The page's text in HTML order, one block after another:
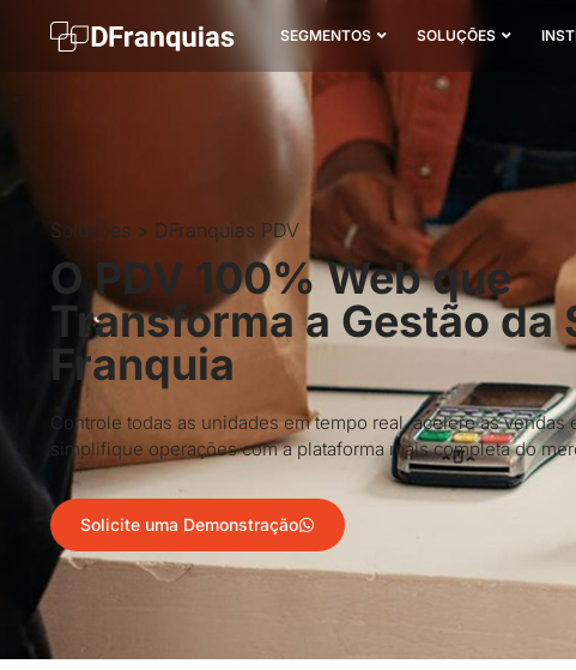
SEGMENTOS SOLUÇÕES
Soluções > DFranquias PDV
O PDV 100% Web que
Transforma a Gestão da
Franquia
Controle todas as unidades em tempo real, acelere as vendas
simplifique operações com a plataforma mais completa do
Solicite uma Demonstração